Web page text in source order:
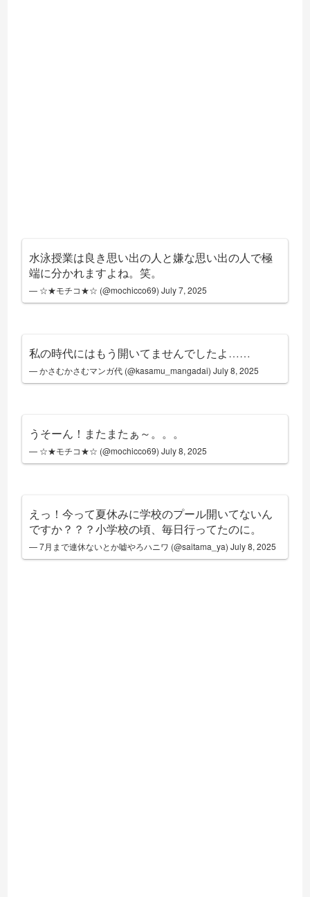
水泳授業は良き思い出の人と嫌な思い出の人で極
端に分かれますよね。笑。
— ☆★モチコ★☆ (@mochicco69)July 7, 2025
私の時代にはもう開いてませんでしたよ……
— かさむかさむマンガ代 (@kasamu_mangadai)July 8, 2025
うそーん！またまたぁ～。。。
— ☆★モチコ★☆ (@mochicco69)July 8, 2025
えっ！今って夏休みに学校のプール開いてないん
ですか？？？小学校の頃、毎日行ってたのに。
— 7月まで連休ないとか嘘やろハニワ (@saitama_ya)July 8, 2025